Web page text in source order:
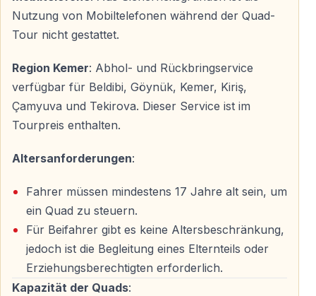
Hotelabholung und Vorbereitung
Die Abholung erfolgt direkt von Hotels in folgenden
— Kemer
— Beldibi
— Göynük
— Çamyuva
Nach der Ankunft an der Quad-Station erhalten Sie
Helm und Sicherheitseinweisung. Anschließend folgt
eine Testfahrt auf vorbereitetem Gelände.
Nutzung von Mobiltelefonen während der Quad-
Tour nicht gestattet.
Region Kemer: Abhol- und Rückbringservice
verfügbar für Beldibi, Göynük, Kemer, Kiriş,
Çamyuva und Tekirova. Dieser Service ist im
Tourpreis enthalten.
Altersanforderungen:
Fahrer müssen mindestens 17 Jahre alt sein, um
ein Quad zu steuern.
Für Beifahrer gibt es keine Altersbeschränkung,
jedoch ist die Begleitung eines Elternteils oder
Erziehungsberechtigten erforderlich.
Kapazität der Quads: